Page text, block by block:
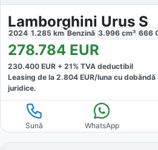
Lamborghini Urus S
2024 1.285 km Benzină 3.996 cm³ 666
278.784 EUR
230.400 EUR + 21% TVA deductibil
Leasing de la 2.804 EUR/luna cu dobăndă
juridice.
Sună WhatsApp